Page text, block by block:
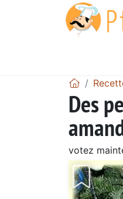
Des
votez